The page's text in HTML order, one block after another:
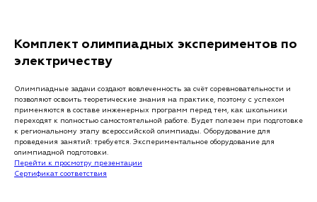
Комплект олимпиадных экспериментов по
электричеству
Олимпиадные задачи создают вовлеченность за счёт соревновательности и
позволяют освоить теоретические знания на практике, поэтому с успехом
применяются в составе инженерных программ перед тем, как школьники
переходят к полностью самостоятельной работе. Будет полезен при подготовке
к региональному этапу всероссийской олимпиады. Оборудование для
проведения занятий: требуется. Экспериментальное оборудование для
олимпиадной подготовки.
Перейти к просмотру презентации
Сертификат соответствия